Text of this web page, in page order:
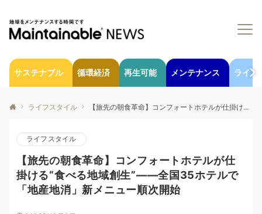
サステナブル 循環経済 再生可能 メンテナンス ライフ
ライフスタイル 【旅先の朝食革命】コンフォートホテルが仕掛ける“食べる地域創生”——全国35ホテルで「地産地消」新メニュー順次開始
ライフスタイル
【旅先の朝食革命】コンフォートホテルが仕
掛ける“食べる地域創生”——全国35ホテルで
「地産地消」新メニュー順次開始